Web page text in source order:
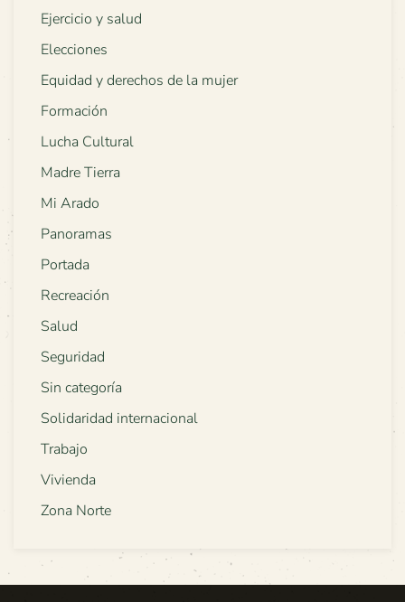
Ejercicio y salud
Elecciones
Equidad y derechos de la mujer
Formación
Lucha Cultural
Madre Tierra
Mi Arado
Panoramas
Portada
Recreación
Salud
Seguridad
Sin categoría
Solidaridad internacional
Trabajo
Vivienda
Zona Norte